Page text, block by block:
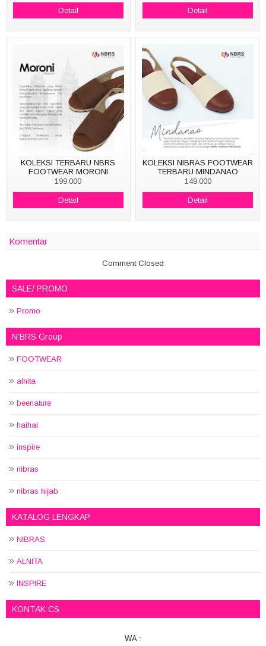
Detail Detail
KOLEKSI TERBARU NBRS
FOOTWEAR MORONI
199.000
Detail
KOLEKSI NIBRAS FOOTWEAR
TERBARU MINDANAO
149.000
Detail
Komentar
Comment Closed
SALE/ PROMO
Promo
N'BRS Group
FOOTWEAR
alnita
beenature
haihai
inspire
nibras
nibras hijab
KATALOG LENGKAP
NIBRAS
ALNITA
INSPIRE
KONTAK CS
WA :